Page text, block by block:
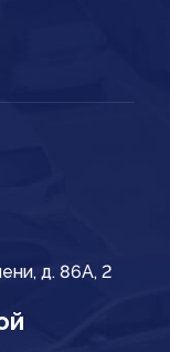
д. 86А, 2